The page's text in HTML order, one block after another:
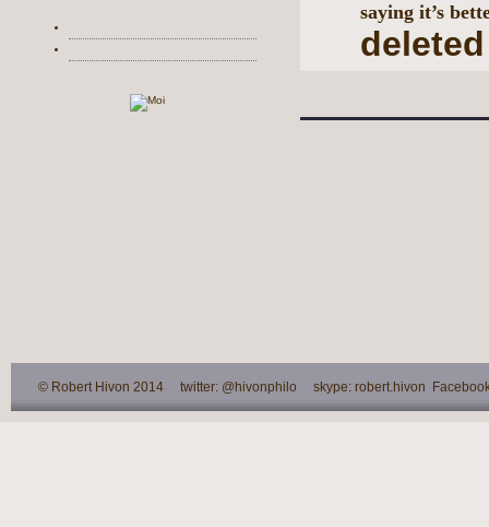
saying it’s
© Robert Hivon 2014 twitter: @hivonphilo skype: robert.hivon